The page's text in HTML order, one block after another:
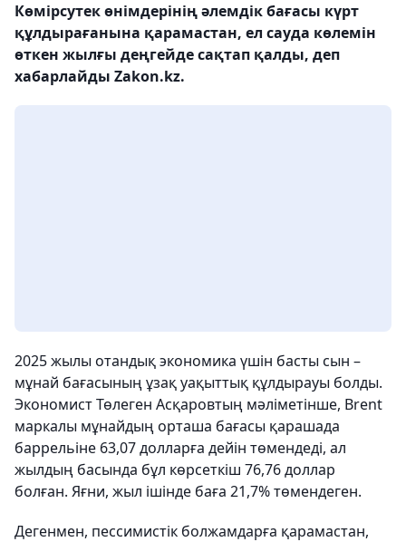
Көмірсутек өнімдерінің әлемдік бағасы күрт
құлдырағанына қарамастан, ел сауда көлемін
өткен жылғы деңгейде сақтап қалды, деп
хабарлайды Zakon.kz.
2025 жылы отандық экономика үшін басты сын –
мұнай бағасының ұзақ уақыттық құлдырауы болды.
Экономист Төлеген Асқаровтың мәліметінше, Brent
маркалы мұнайдың орташа бағасы қарашада
баррельіне 63,07 долларға дейін төмендеді, ал
жылдың басында бұл көрсеткіш 76,76 доллар
болған. Яғни, жыл ішінде баға 21,7% төмендеген.
Дегенмен, пессимистік болжамдарға қарамастан,